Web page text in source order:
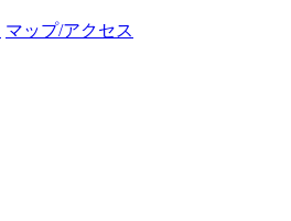
マップ/アクセス